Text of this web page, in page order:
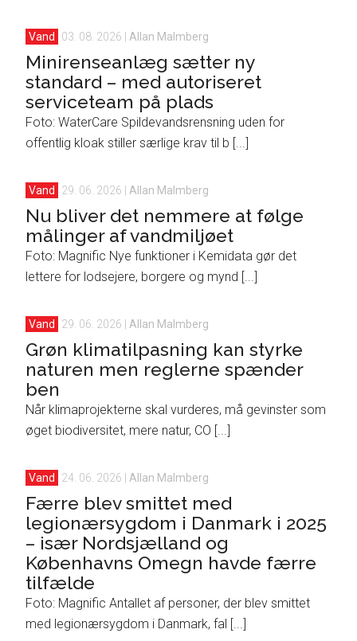
Vand 03. 08. 2026 Allan Malmberg
Minirenseanlæg sætter ny
standard – med autoriseret
serviceteam på plads
Foto: WaterCare Spildevandsrensning uden for
offentlig kloak stiller særlige krav til b [...]
Vand 29. 06. 2026 Allan Malmberg
Nu bliver det nemmere at følge
målinger af vandmiljøet
Foto: Magnific Nye funktioner i Kemidata gør det
lettere for lodsejere, borgere og mynd [...]
Vand 29. 06. 2026 Allan Malmberg
Grøn klimatilpasning kan styrke
naturen men reglerne spænder
ben
Når klimaprojekterne skal vurderes, må gevinster som
øget biodiversitet, mere natur, CO [...]
Vand 24. 06. 2026 Allan Malmberg
Færre blev smittet med
legionærsygdom i Danmark i 2025
– især Nordsjælland og
Københavns Omegn havde færre
tilfælde
Foto: Magnific Antallet af personer, der blev smittet
med legionærsygdom i Danmark, fal [...]